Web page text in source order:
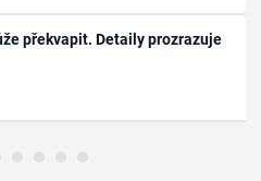
překvapit. Detaily prozrazuje